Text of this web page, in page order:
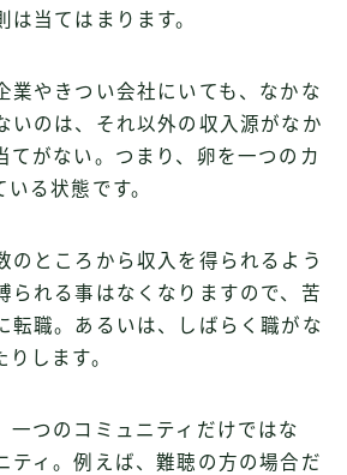
当てはまります。
業やきつい会社にいても、なかな
いのは、それ以外の収入源がなか
てがない。つまり、卵を一つのカ
る状態です。
のところから収入を得られるよう
られる事はなくなりますので、苦
転職。あるいは、しばらく職がな
します。
一つのコミュニティだけではな
ティ。例えば、難聴の方の場合だ